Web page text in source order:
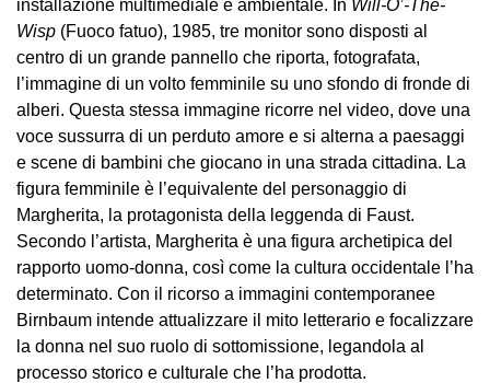
Educazione
Formazione
Ricerca
Famiglie
Scuole
Visite
guidate
Progetto
Summer
School
Progetti
installazione multimediale e ambientale. In Will-O’-The-
Wisp (Fuoco fatuo), 1985, tre monitor sono disposti al
centro di un grande pannello che riporta, fotografata,
l’immagine di un volto femminile su uno sfondo di fronde di
alberi. Questa stessa immagine ricorre nel video, dove una
voce sussurra di un perduto amore e si alterna a paesaggi
e scene di bambini che giocano in una strada cittadina. La
figura femminile è l’equivalente del personaggio di
Margherita, la protagonista della leggenda di Faust.
Secondo l’artista, Margherita è una figura archetipica del
rapporto uomo-donna, così come la cultura occidentale l’ha
determinato. Con il ricorso a immagini contemporanee
Birnbaum intende attualizzare il mito letterario e focalizzare
la donna nel suo ruolo di sottomissione, legandola al
processo storico e culturale che l’ha prodotta.